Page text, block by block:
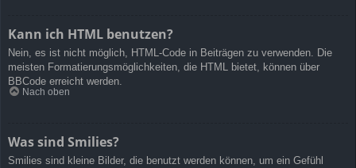
Kann ich HTML benutzen?
Nein, es ist nicht möglich, HTML-Code in Beiträgen zu verwenden. Die
meisten Formatierungsmöglichkeiten, die HTML bietet, können über
BBCode erreicht werden.
Nach oben
Was sind Smilies?
Smilies sind kleine Bilder, die benutzt werden können, um ein Gefühl